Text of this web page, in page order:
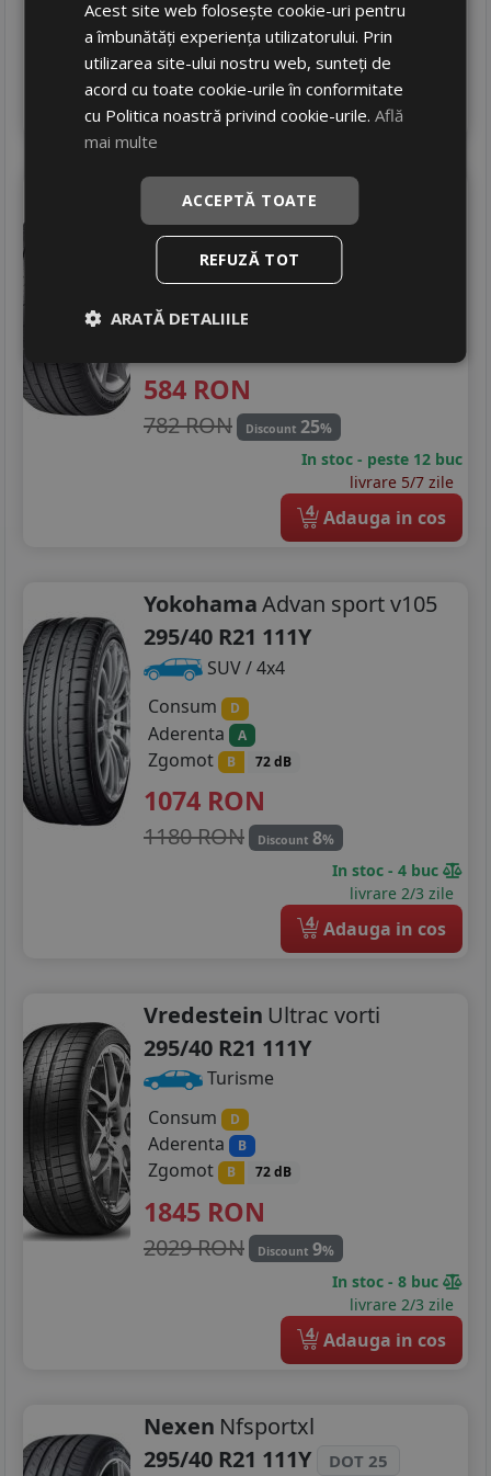
1321 RON Discount26%
In stoc - 8 buc
livrare 2/3 zile
4 Adauga in cos
Aplus Aerix rs01
295/40 R21 111Y DOT 25
Turisme
Aderenta B
584 RON
782 RON Discount 25%
In stoc - peste 12 buc
livrare 5/7 zile
4 Adauga in cos
YokohamaAdvan sport v105
295/40 R21 111Y
SUV / 4x4
Consum
D
Aderenta A
Zgomot B 72 dB
1074 RON
1180 RON Discount 8%
In stoc - 4 buc
livrare 2/3 zile
4 Adauga in cos
Vredestein Ultrac vorti
295/40 R21 111Y
Turisme
Consum
D
Aderenta B
Zgomot B 72 dB
1845 RON
2029 RON Discount 9%
In stoc - 8 buc
livrare 2/3 zile
4 Adauga in cos
Nexen Nfsportxl
295/40 R21 111Y
DOT 25
Acest site web folosește cookie-uri pentru
a îmbunătăți experiența utilizatorului. Prin
utilizarea site-ului nostru web, sunteți de
acord cu toate cookie-urile în conformitate
cu Politica noastră privind cookie-urile.Află
mai multe
ACCEPTĂ TOATE
REFUZĂ TOT
ARATĂ DETALIILE